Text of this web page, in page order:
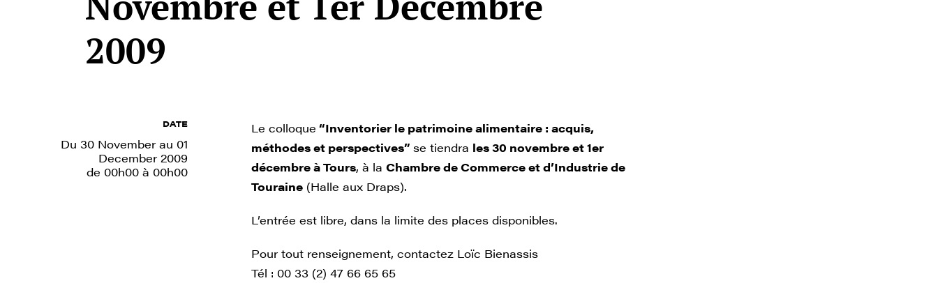
2009
DATE
Du 30 November au 01
December 2009
de 00h00 à 00h00
Le colloque “Inventorier le patrimoine alimentaire : acquis,
méthodes et perspectives” se tiendra les 30 novembre et 1er
décembre à Tours, à la Chambre de Commerce et d’Industrie de
Touraine (Halle aux Draps).
L’entrée est libre, dans la limite des places disponibles.
Pour tout renseignement, contactez Loïc Bienassis
Tél : 00 33 (2) 47 66 65 65